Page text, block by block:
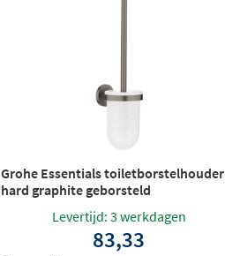
Grohe Essentials toiletborstelhouder
hard graphite geborsteld
Levertijd: 3 werkdagen
83,33